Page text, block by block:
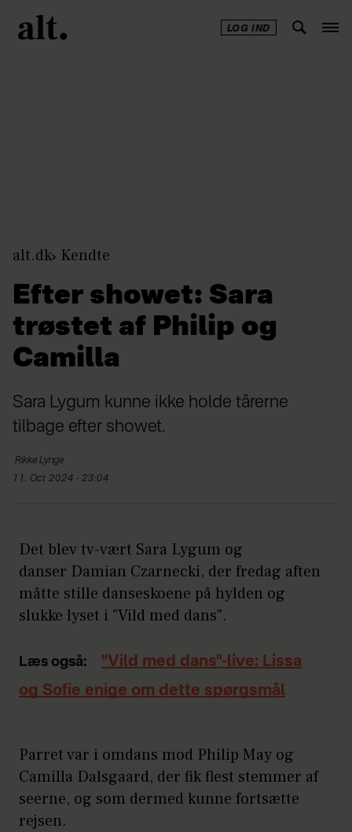
LOG IND
alt.dk Kendte
Efter showet: Sara
trøstet af Philip og
Camilla
Sara Lygum kunne ikke holde tårerne
tilbage efter showet.
Rikke Lynge
11. Oct 2024 - 23:04
Det blev tv-vært Sara Lygum og
danser Damian Czarnecki, der fredag aften
måtte stille danseskoene på hylden og
slukke lyset i "Vild med dans".
Læs også:
"Vild med dans"-live: Lissa
og Sofie enige om dette spørgsmål
Parret var i omdans mod Philip May og
Camilla Dalsgaard, der fik flest stemmer af
seerne, og som dermed kunne fortsætte
rejsen.